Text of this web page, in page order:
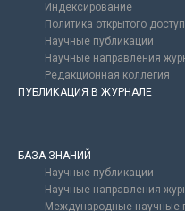
Индексирование
Политика открытого
Научные публикации
Научные направления
Редакционная коллегия
ПУБЛИКАЦИЯ В ЖУРНАЛЕ
БАЗА ЗНАНИЙ
Научные публикации
Научные направления
Международные научные